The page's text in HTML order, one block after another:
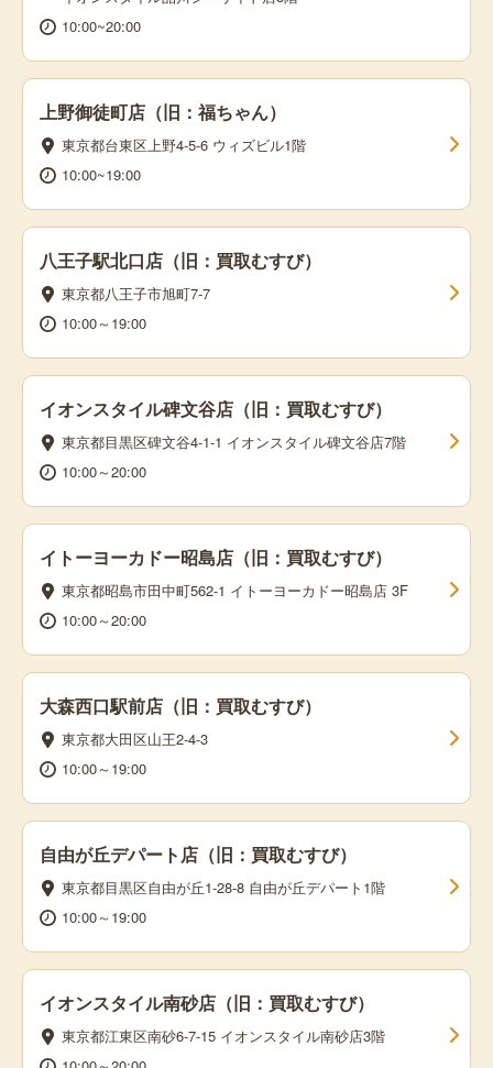
10:00~20:00
上野御徒町店（旧：福ちゃん）
東京都台東区上野4-5-6 ウィズビル1階
10:00~19:00
八王子駅北口店（旧：買取むすび）
東京都八王子市旭町7-7
10:00～19:00
イオンスタイル碑文谷店（旧：買取むすび）
東京都目黒区碑文谷4-1-1 イオンスタイル碑文谷店7階
10:00～20:00
イトーヨーカドー昭島店（旧：買取むすび）
東京都昭島市田中町562-1 イトーヨーカドー昭島店 3F
10:00～20:00
大森西口駅前店（旧：買取むすび）
東京都大田区山王2-4-3
10:00～19:00
自由が丘デパート店（旧：買取むすび）
東京都目黒区自由が丘1-28-8 自由が丘デパート1階
10:00～19:00
イオンスタイル南砂店（旧：買取むすび）
東京都江東区南砂6-7-15 イオンスタイル南砂店3階